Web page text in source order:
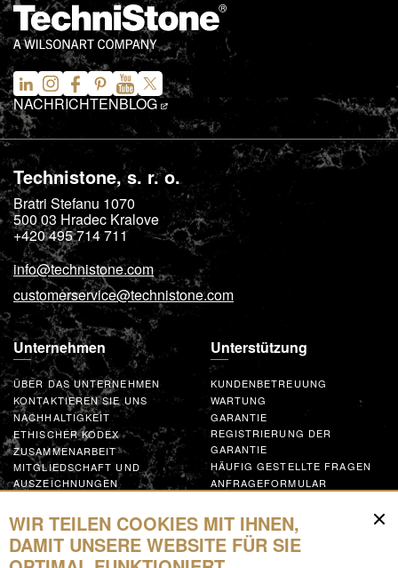
NACHRICHTENBLOG
Technistone, s. r. o.
Bratri Stefanu 1070
500 03 Hradec Kralove
+420 495 714 711
info@technistone.com
customerservice@technistone.com
Unternehmen
ÜBER DAS UNTERNEHMEN
KONTAKTIEREN SIE UNS
NACHHALTIGKEIT
ETHISCHER KODEX
ZUSAMMENARBEIT
MITGLIEDSCHAFT UND
AUSZEICHNUNGEN
CONDUCT
MACHEN SIE MIT
Unterstützung
KUNDENBETREUUNG
WARTUNG
GARANTIE
REGISTRIERUNG DER
GARANTIE
HÄUFIG GESTELLTE FRAGEN
ANFRAGEFORMULAR
WIR TEILEN COOKIES MIT IHNEN,
DAMIT UNSERE WEBSITE FÜR SIE